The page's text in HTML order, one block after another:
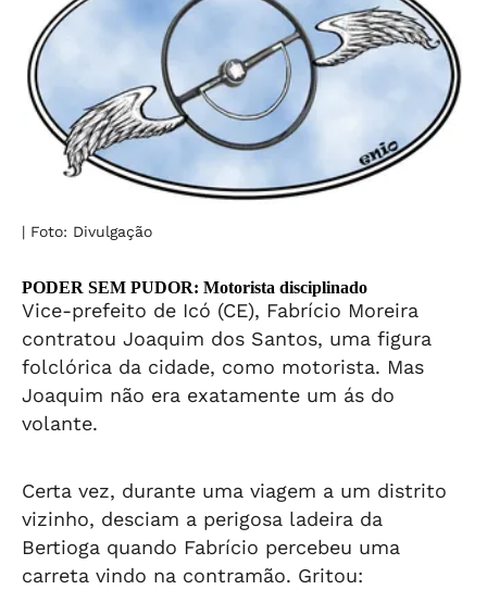
| Foto: Divulgação
PODER SEM PUDOR: Motorista disciplinado
Vice-prefeito de Icó (CE), Fabrício Moreira
contratou Joaquim dos Santos, uma figura
folclórica da cidade, como motorista. Mas
Joaquim não era exatamente um ás do
volante.
Certa vez, durante uma viagem a um distrito
vizinho, desciam a perigosa ladeira da
Bertioga quando Fabrício percebeu uma
carreta vindo na contramão. Gritou: